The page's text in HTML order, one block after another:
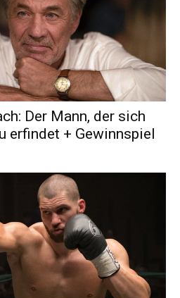
Der Mann, der sich
erfindet + Gewinnspiel